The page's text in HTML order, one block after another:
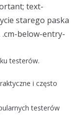
text-
starego paska
below-entry-
testerów.
i często
testerów